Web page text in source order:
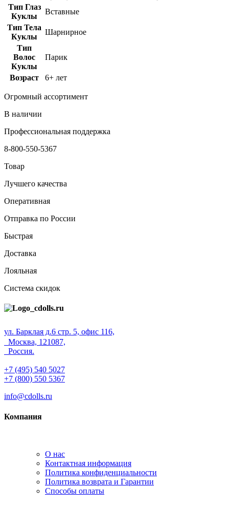
Тип Глаз
Куклы
Вставные
Тип Тела
Куклы
Шарнирное
Тип
Волос
Куклы
Парик
Возраст 6+ лет
Огромный ассортимент
В наличии
Профессиональная поддержка
8-800-550-5367
Товар
Лучшего качества
Оперативная
Отправка по России
Быстрая
Доставка
Лояльная
Система скидок
ул. Барклая д.6 стр. 5, офис 116,
Москва, 121087,
Россия.
+7 (495) 540 5027
+7 (800) 550 5367
info@cdolls.ru
Компания
О нас
Контактная информация
Политика конфиденциальности
Политика возврата и Гарантии
Способы оплаты